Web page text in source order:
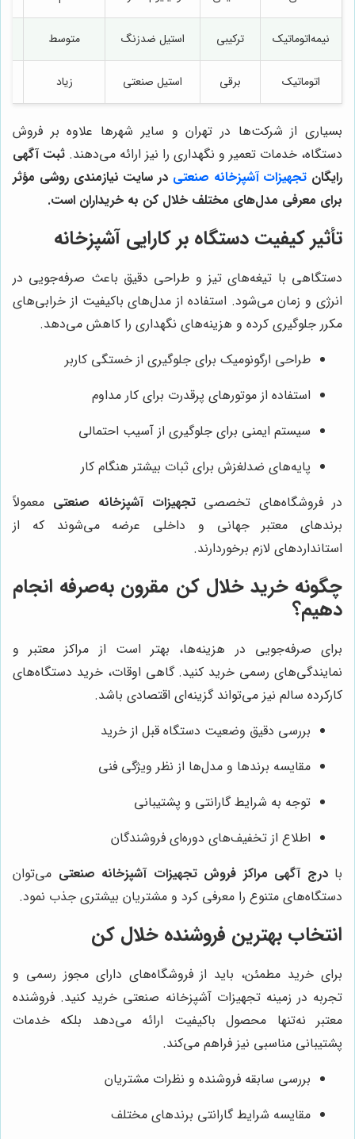
نیمه‌اتوماتیک ترکیبی استیل ضدزنگ متوسط
اتوماتیک برقی استیل صنعتی زیاد
بسیاری از شرکت‌ها در تهران و سایر شهرها علاوه بر فروش
دستگاه، خدمات تعمیر و نگهداری را نیز ارائه می‌دهند. ثبت آگهی
رایگان تجهیزات آشپزخانه صنعتی در سایت نیازمندی روشی مؤثر
برای معرفی مدل‌های مختلف خلال کن به خریداران است.
تأثیر کیفیت دستگاه بر کارایی آشپزخانه
دستگاهی با تیغه‌های تیز و طراحی دقیق باعث صرفه‌جویی در
انرژی و زمان می‌شود. استفاده از مدل‌های باکیفیت از خرابی‌های
مکرر جلوگیری کرده و هزینه‌های نگهداری را کاهش می‌دهد.
طراحی ارگونومیک برای جلوگیری از خستگی کاربر
استفاده از موتورهای پرقدرت برای کار مداوم
سیستم ایمنی برای جلوگیری از آسیب احتمالی
پایه‌های ضدلغزش برای ثبات بیشتر هنگام کار
در فروشگاه‌های تخصصیتجهیزات آشپزخانه صنعتی معمولاً
برندهای معتبر جهانی و داخلی عرضه می‌شوند که از
استانداردهای لازم برخوردارند.
چگونه خرید خلال کن مقرون به‌صرفه انجام
دهیم؟
برای صرفه‌جویی در هزینه‌ها، بهتر است از مراکز معتبر و
نمایندگی‌های رسمی خرید کنید. گاهی اوقات، خرید دستگاه‌های
کارکرده سالم نیز می‌تواند گزینه‌ای اقتصادی باشد.
بررسی دقیق وضعیت دستگاه قبل از خرید
مقایسه برندها و مدل‌ها از نظر ویژگی فنی
توجه به شرایط گارانتی و پشتیبانی
اطلاع از تخفیف‌های دوره‌ای فروشندگان
بادرج آگهی مراکز فروش تجهیزات آشپزخانه صنعتی می‌توان
دستگاه‌های متنوع را معرفی کرد و مشتریان بیشتری جذب نمود.
انتخاب بهترین فروشنده خلال کن
برای خرید مطمئن، باید از فروشگاه‌های دارای مجوز رسمی و
تجربه در زمینه تجهیزات آشپزخانه صنعتی خرید کنید. فروشنده
معتبر نه‌تنها محصول باکیفیت ارائه می‌دهد بلکه خدمات
پشتیبانی مناسبی نیز فراهم می‌کند.
بررسی سابقه فروشنده و نظرات مشتریان
مقایسه شرایط گارانتی برندهای مختلف